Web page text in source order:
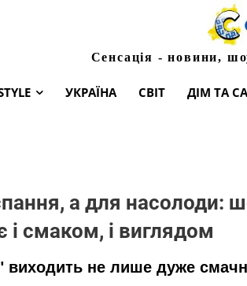
Сенсація - новини,
УКРАЇНА СВІТ ДІМ ТА
а для насолоди:
і смаком, і виглядом
виходить не лише дуже